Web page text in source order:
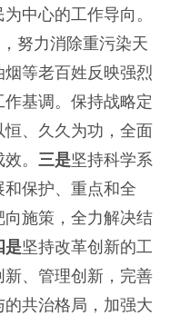
中心的工作导向。
努力消除重污染天
等老百姓反映强烈
基调。保持战略定
、久久为功，全面
。 三是坚持科学系
保护、重点和全
施策，全力解决结
是坚持改革创新的工
、管理创新，完善
共治格局，加强大